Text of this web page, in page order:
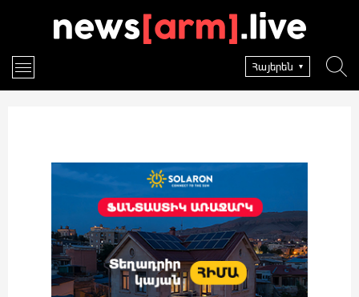
Հայերեն